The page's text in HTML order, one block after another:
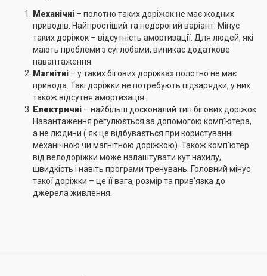
Механічні – полотно таких доріжок не має жодних
приводів. Найпростіший та недорогий варіант. Мінус
таких доріжок – відсутність амортизації. Для людей, які
мають проблеми з суглобами, виникає додаткове
навантаження.
Магнітні – у таких бігових доріжках полотно не має
привода. Такі доріжки не потребують підзарядки, у них
також відсутня амортизація.
Електричні – найбільш досконалий тип бігових доріжок.
Навантаження регулюється за допомогою комп’ютера,
а не людини ( як це відбувається при користуванні
механічною чи магнітною доріжкою). Також комп’ютер
від велодоріжки може налаштувати кут нахилу,
швидкість і навіть програми тренувань. Головний мінус
такої доріжки – це її вага, розмір та прив’язка до
джерела живлення.